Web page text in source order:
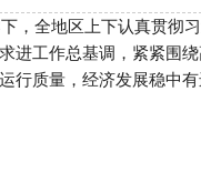
，全地区上下认真贯彻
进工作总基调，紧紧围
行质量，经济发展稳中